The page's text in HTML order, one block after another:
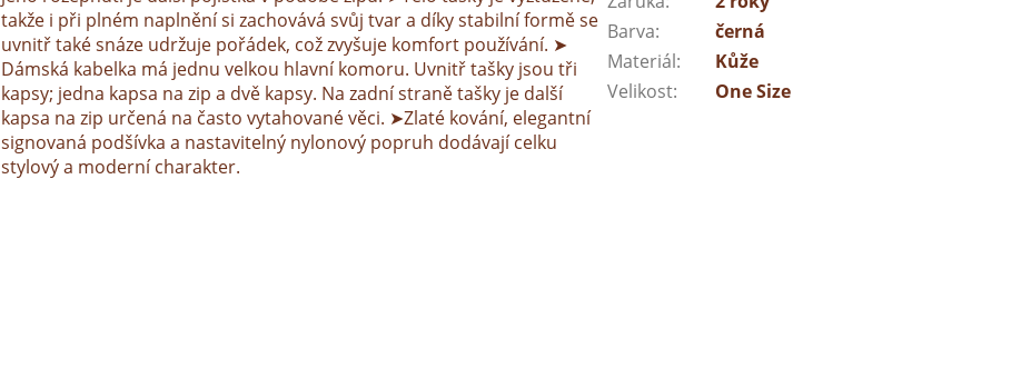
takže i při plném naplnění si zachovává svůj tvar a díky stabilní formě se
uvnitř také snáze udržuje pořádek, což zvyšuje komfort používání. ➤
Dámská kabelka má jednu velkou hlavní komoru. Uvnitř tašky jsou tři
kapsy; jedna kapsa na zip a dvě kapsy. Na zadní straně tašky je další
kapsa na zip určená na často vytahované věci. ➤Zlaté kování, elegantní
signovaná podšívka a nastavitelný nylonový popruh dodávají celku
stylový a moderní charakter.
Barva:
černá
Materiál:
Kůže
Velikost: One Size